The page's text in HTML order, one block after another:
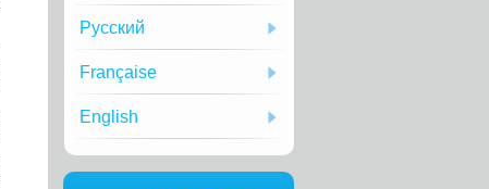
Русский
Française
English